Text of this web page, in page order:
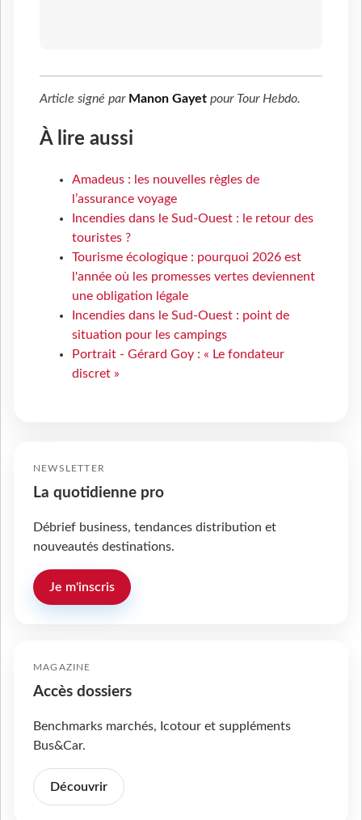
Article signé par Manon Gayet pour Tour Hebdo.
À lire aussi
Amadeus : les nouvelles règles de
l’assurance voyage
Incendies dans le Sud-Ouest : le retour des
touristes ?
Tourisme écologique : pourquoi 2026 est
l'année où les promesses vertes deviennent
une obligation légale
Incendies dans le Sud-Ouest : point de
situation pour les campings
Portrait - Gérard Goy : « Le fondateur
discret »
NEWSLETTER
La quotidienne pro
Débrief business, tendances distribution et
nouveautés destinations.
Je m'inscris
MAGAZINE
Accès dossiers
Benchmarks marchés, Icotour et suppléments
Bus&Car.
Découvrir